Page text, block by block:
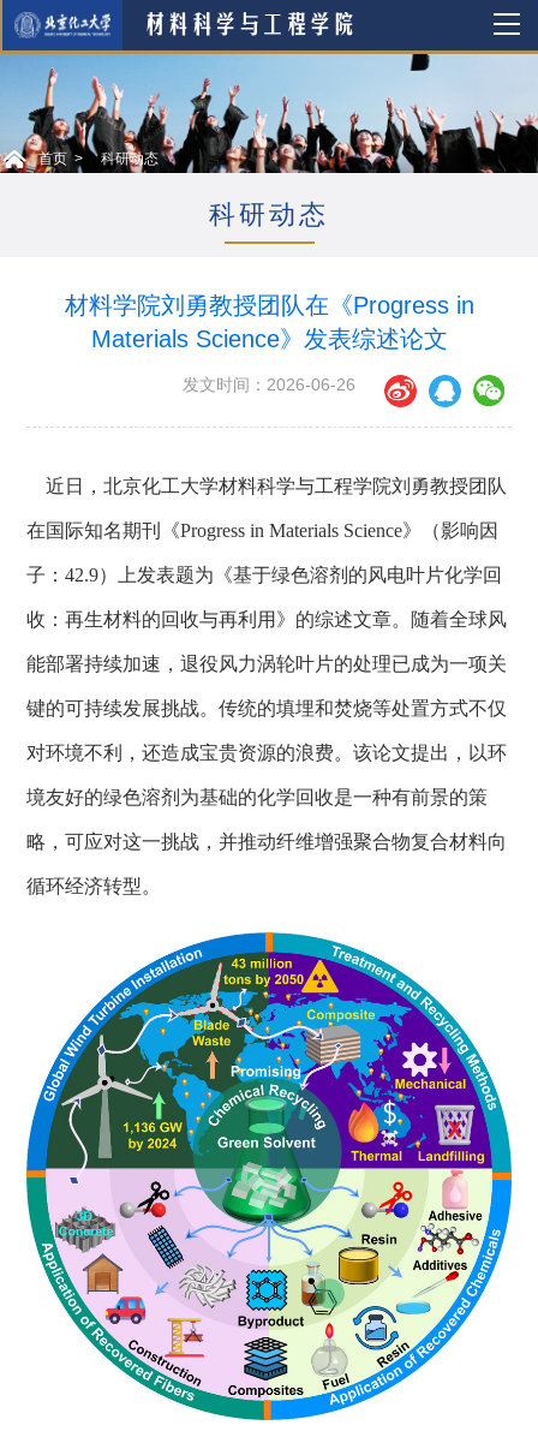
首页 科研动态
科研动态
材料学院刘勇教授团队在《Progress in
Materials Science》发表综述论文
发文时间：2026-06-26
近日，北京化工大学材料科学与工程学院刘勇教授团队
在国际知名期刊《Progress in Materials Science》（影响因
子：42.9）上发表题为《基于绿色溶剂的风电叶片化学回
收：再生材料的回收与再利用》的综述文章。随着全球风
能部署持续加速，退役风力涡轮叶片的处理已成为一项关
键的可持续发展挑战。传统的填埋和焚烧等处置方式不仅
对环境不利，还造成宝贵资源的浪费。该论文提出，以环
境友好的绿色溶剂为基础的化学回收是一种有前景的策
略，可应对这一挑战，并推动纤维增强聚合物复合材料向
循环经济转型。